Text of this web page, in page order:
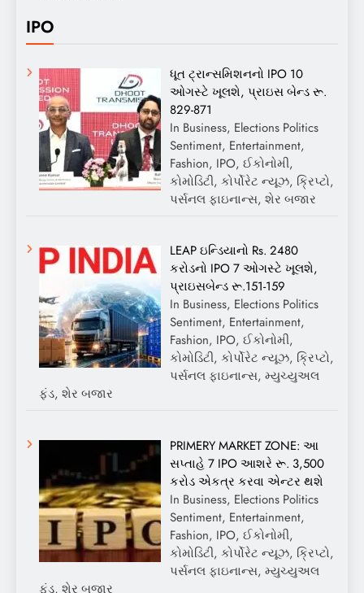
IPO
ધૂત ટ્રાન્સમિશનનો IPO 10
ઓગસ્ટે ખૂલશે, પ્રાઇસ બેન્ડ રૂ.
829-871
In Business, Elections Politics
Sentiment, Entertainment,
Fashion, IPO, ઈકોનોમી,
કોમોડિટી, કોર્પોરેટ ન્યૂઝ, ક્રિપ્ટો,
પર્સનલ ફાઇનાન્સ, શેર બજાર
LEAP ઇન્ડિયાનો Rs. 2480
કરોડનો IPO 7 ઓગસ્ટે ખૂલશે,
પ્રાઇસબેન્ડ રૂ.151-159
In Business, Elections Politics
Sentiment, Entertainment,
Fashion, IPO, ઈકોનોમી,
કોમોડિટી, કોર્પોરેટ ન્યૂઝ, ક્રિપ્ટો,
પર્સનલ ફાઇનાન્સ, મ્યુચ્યુઅલ
ફંડ, શેર બજાર
PRIMERY MARKET ZONE: આ
સપ્તાહે 7 IPO આશરે રૂ. 3,500
કરોડ એકત્ર કરવા એન્ટર થશે
In Business, Elections Politics
Sentiment, Entertainment,
Fashion, IPO, ઈકોનોમી,
કોમોડિટી, કોર્પોરેટ ન્યૂઝ, ક્રિપ્ટો,
પર્સનલ ફાઇનાન્સ, મ્યુચ્યુઅલ
ફંડ, શેર બજાર